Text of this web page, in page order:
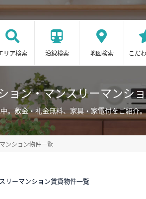
リア検索 沿線検索 地図検索 こだ
ョン・マンスリーマンシ
敷金・礼金無料、家具・家電付をご紹介
ンション物件一覧
リーマンション賃貸物件一覧